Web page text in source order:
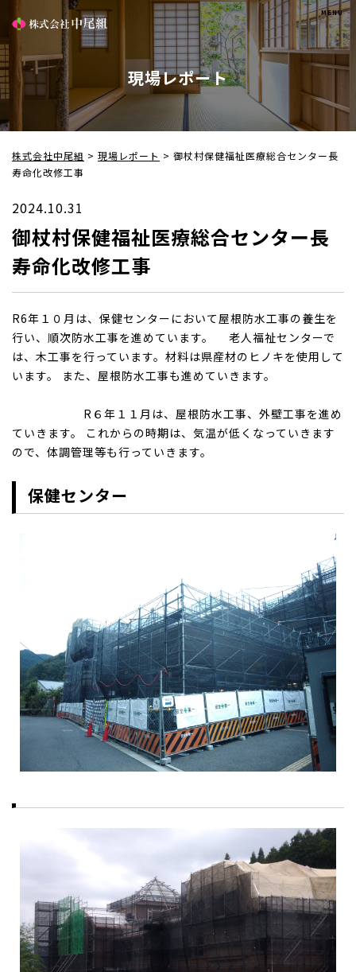
現場レポート
株式会社中尾組 > 現場レポート > 御杖村保健福祉医療総合センター長
寿命化改修工事
2024.10.31
御杖村保健福祉医療総合センター長
寿命化改修工事
R6年１０月は、保健センターにおいて屋根防水工事の養生を
行い、順次防水工事を進めています。 老人福祉センターで
は、木工事を行っています。材料は県産材のヒノキを使用して
います。 また、屋根防水工事も進めていきます。
R６年１１月は、屋根防水工事、外壁工事を進め
ていきます。 これからの時期は、気温が低くなっていきます
ので、体調管理等も行っていきます。
保健センター